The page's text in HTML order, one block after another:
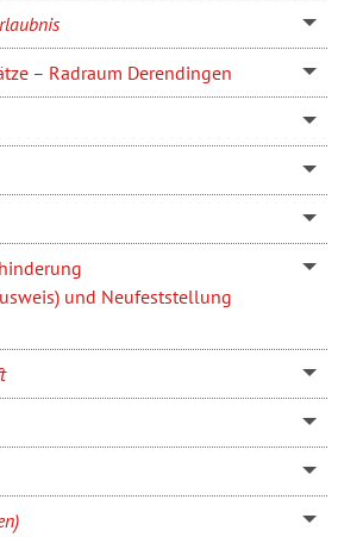
– Radraum Derendingen
und Neufeststellung